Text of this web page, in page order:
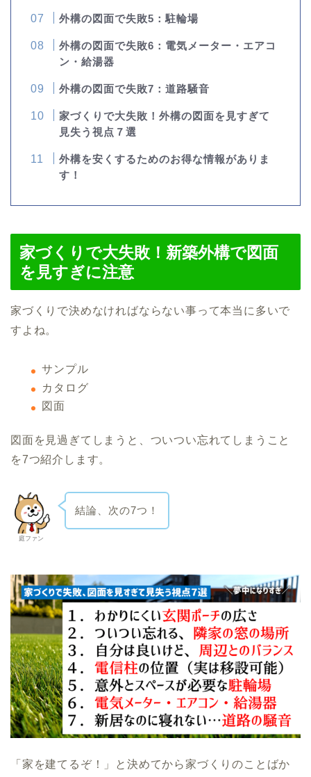
外構の図面で失敗5：駐輪場
外構の図面で失敗6：電気メーター・エアコ
ン・給湯器
外構の図面で失敗7：道路騒音
家づくりで大失敗！外構の図面を見すぎて
見失う視点７選
外構を安くするためのお得な情報がありま
す！
家づくりで大失敗！新築外構で図面
を見すぎに注意
家づくりで決めなければならない事って本当に多いで
すよね。
サンプル
カタログ
図面
図面を見過ぎてしまうと、ついつい忘れてしまうこと
を7つ紹介します。
庭ファン
結論、次の7つ！
「家を建てるぞ！」と決めてから家づくりのことばか